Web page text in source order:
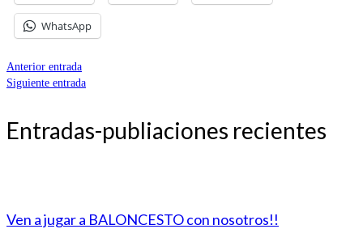
WhatsApp
Anterior entrada
Siguiente entrada
Entradas-publiaciones recientes
Ven a jugar a BALONCESTO con nosotros!!